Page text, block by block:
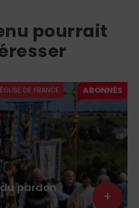
pourrait
ÉGLISE DE FRANCE
pardon
+